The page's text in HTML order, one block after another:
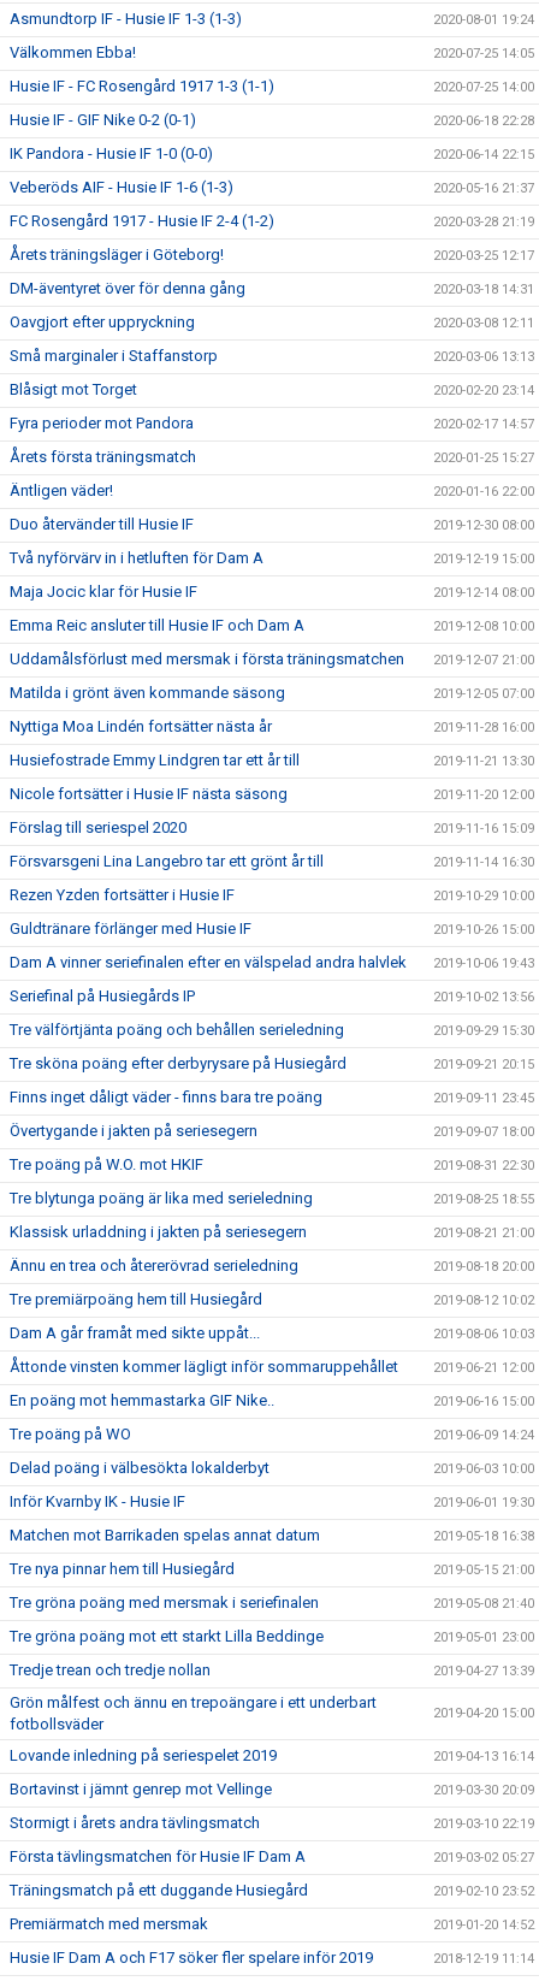
Asmundtorp IF - Husie IF 1-3 (1-3) 2020-08-01 19:24
Välkommen Ebba! 2020-07-25 14:05
Husie IF - FC Rosengård 1917 1-3 (1-1) 2020-07-25 14:00
Husie IF - GIF Nike 0-2 (0-1) 2020-06-18 22:28
IK Pandora - Husie IF 1-0 (0-0) 2020-06-14 22:15
Veberöds AIF - Husie IF 1-6 (1-3) 2020-05-16 21:37
FC Rosengård 1917 - Husie IF 2-4 (1-2) 2020-03-28 21:19
Årets träningsläger i Göteborg! 2020-03-25 12:17
DM-äventyret över för denna gång 2020-03-18 14:31
Oavgjort efter uppryckning 2020-03-08 12:11
Små marginaler i Staffanstorp 2020-03-06 13:13
Blåsigt mot Torget 2020-02-20 23:14
Fyra perioder mot Pandora 2020-02-17 14:57
Årets första träningsmatch 2020-01-25 15:27
Äntligen väder! 2020-01-16 22:00
Duo återvänder till Husie IF 2019-12-30 08:00
Två nyförvärv in i hetluften för Dam A 2019-12-19 15:00
Maja Jocic klar för Husie IF 2019-12-14 08:00
Emma Reic ansluter till Husie IF och Dam A 2019-12-08 10:00
Uddamålsförlust med mersmak i första träningsmatchen 2019-12-07 21:00
Matilda i grönt även kommande säsong 2019-12-05 07:00
Nyttiga Moa Lindén fortsätter nästa år 2019-11-28 16:00
Husiefostrade Emmy Lindgren tar ett år till 2019-11-21 13:30
Nicole fortsätter i Husie IF nästa säsong 2019-11-20 12:00
Förslag till seriespel 2020 2019-11-16 15:09
Försvarsgeni Lina Langebro tar ett grönt år till 2019-11-14 16:30
Rezen Yzden fortsätter i Husie IF 2019-10-29 10:00
Guldtränare förlänger med Husie IF 2019-10-26 15:00
Dam A vinner seriefinalen efter en välspelad andra halvlek 2019-10-06 19:43
Seriefinal på Husiegårds IP 2019-10-02 13:56
Tre välförtjänta poäng och behållen serieledning 2019-09-29 15:30
Tre sköna poäng efter derbyrysare på Husiegård 2019-09-21 20:15
Finns inget dåligt väder - finns bara tre poäng 2019-09-11 23:45
Övertygande i jakten på seriesegern 2019-09-07 18:00
Tre poäng på W.O. mot HKIF 2019-08-31 22:30
Tre blytunga poäng är lika med serieledning 2019-08-25 18:55
Klassisk urladdning i jakten på seriesegern 2019-08-21 21:00
Ännu en trea och återerövrad serieledning 2019-08-18 20:00
Tre premiärpoäng hem till Husiegård 2019-08-12 10:02
Dam A går framåt med sikte uppåt... 2019-08-06 10:03
Åttonde vinsten kommer lägligt inför sommaruppehållet 2019-06-21 12:00
En poäng mot hemmastarka GIF Nike.. 2019-06-16 15:00
Tre poäng på WO 2019-06-09 14:24
Delad poäng i välbesökta lokalderbyt 2019-06-03 10:00
Inför Kvarnby IK - Husie IF 2019-06-01 19:30
Matchen mot Barrikaden spelas annat datum 2019-05-18 16:38
Tre nya pinnar hem till Husiegård 2019-05-15 21:00
Tre gröna poäng med mersmak i seriefinalen 2019-05-08 21:40
Tre gröna poäng mot ett starkt Lilla Beddinge 2019-05-01 23:00
Tredje trean och tredje nollan 2019-04-27 13:39
Grön målfest och ännu en trepoängare i ett underbart
fotbollsväder
2019-04-20 15:00
Lovande inledning på seriespelet 2019 2019-04-13 16:14
Bortavinst i jämnt genrep mot Vellinge 2019-03-30 20:09
Stormigt i årets andra tävlingsmatch 2019-03-10 22:19
Första tävlingsmatchen för Husie IF Dam A 2019-03-02 05:27
Träningsmatch på ett duggande Husiegård 2019-02-10 23:52
Premiärmatch med mersmak 2019-01-20 14:52
Husie IF Dam A och F17 söker fler spelare inför 2019 2018-12-19 11:14